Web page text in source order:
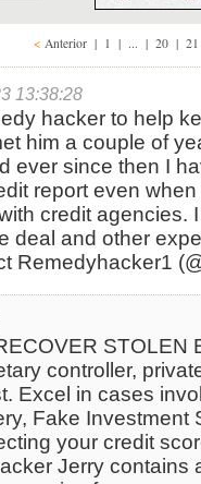
< Anterior | 1 | ... | 20 | 21
13:38:28
hacker to help
him a couple of
ever since then I
report even
credit agencies.
deal and other
Remedyhacker1
STOLEN
controller,
Excel in cases
Fake Investment
your credit
Jerry contains